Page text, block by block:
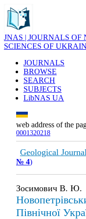
JNAS | JOURNALS
SCIENCES OF
JOURNALS
BROWSE
SEARCH
SUBJECTS
LibNAS UA
web address of the
0001320218
Geological
№ 4)
Зосимович В. Ю.
Північної